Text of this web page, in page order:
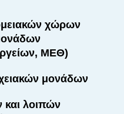
χώρων
ΜΕΘ)
μονάδων
και λοιπών